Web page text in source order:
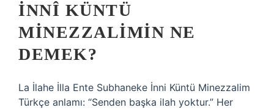
İNNÎ KÜNTÜ
MINEZZALIMIN NE
DEMEK?
La İlahe İlla Ente Subhaneke İnni Küntü Minezzalim
Türkçe anlamı: “Senden başka ilah yoktur.” Her